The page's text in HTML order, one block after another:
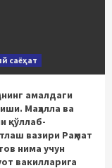
саёҳат
амалдаги
Маҳалла ва
қўллаб-
вазири Раҳмат
нима учун
вакилларига